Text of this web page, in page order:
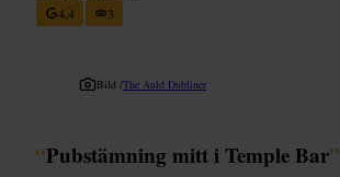
4,4
3
Bild /The Auld Dubliner
“Pubstämning mitt i Temple Bar”